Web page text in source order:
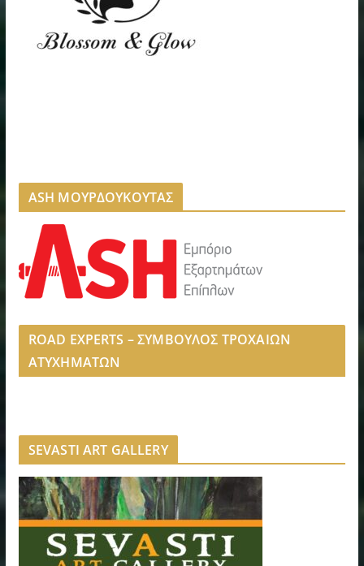
ASH ΜΟΥΡΔΟΥΚΟΥΤΑΣ
ROAD EXPERTS – ΣΥΜΒΟΥΛΟΣ ΤΡΟΧΑΙΩΝ
ΑΤΥΧΗΜΑΤΩΝ
SEVASTI ART GALLERY